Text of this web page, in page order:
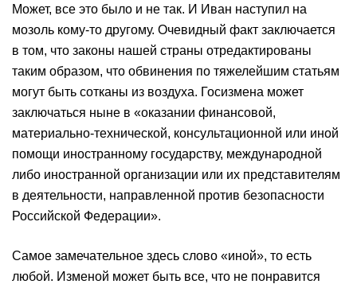
Может, все это было и не так. И Иван наступил на
мозоль кому-то другому. Очевидный факт заключается
в том, что законы нашей страны отредактированы
таким образом, что обвинения по тяжелейшим статьям
могут быть сотканы из воздуха. Госизмена может
заключаться ныне в «оказании финансовой,
материально-технической, консультационной или иной
помощи иностранному государству, международной
либо иностранной организации или их представителям
в деятельности, направленной против безопасности
Российской Федерации».
Самое замечательное здесь слово «иной», то есть
любой. Изменой может быть все, что не понравится